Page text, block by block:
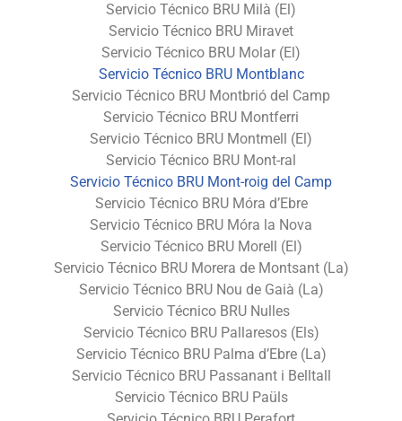
Servicio Técnico BRU Milà (El)
Servicio Técnico BRU Miravet
Servicio Técnico BRU Molar (El)
Servicio Técnico BRU Montblanc
Servicio Técnico BRU Montbrió del Camp
Servicio Técnico BRU Montferri
Servicio Técnico BRU Montmell (El)
Servicio Técnico BRU Mont-ral
Servicio Técnico BRU Mont-roig del Camp
Servicio Técnico BRU Móra d’Ebre
Servicio Técnico BRU Móra la Nova
Servicio Técnico BRU Morell (El)
Servicio Técnico BRU Morera de Montsant (La)
Servicio Técnico BRU Nou de Gaià (La)
Servicio Técnico BRU Nulles
Servicio Técnico BRU Pallaresos (Els)
Servicio Técnico BRU Palma d’Ebre (La)
Servicio Técnico BRU Passanant i Belltall
Servicio Técnico BRU Paüls